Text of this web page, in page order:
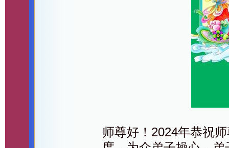
师尊好！2024年恭祝